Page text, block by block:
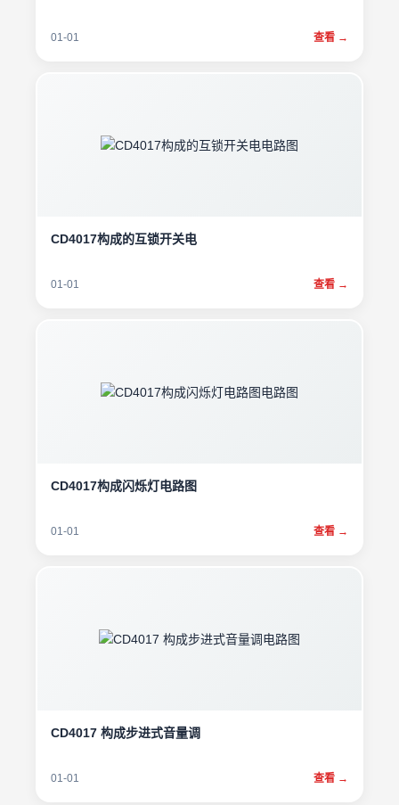
01-01 查看 →
CD4017构成的互锁开关电
01-01 查看 →
CD4017构成闪烁灯电路图
01-01 查看 →
CD4017 构成步进式音量调
01-01 查看 →